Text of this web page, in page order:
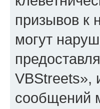
призывов к
могут
VBStreets»,
сообщений